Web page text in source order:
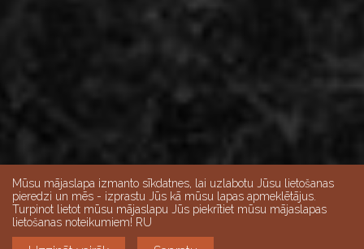
Skatīt lielāku karti
Veikalu darba laiks:
Mūsu mājaslapa izmanto sīkdatnes, lai uzlabotu Jūsu lietošanas
pieredzi un mēs - izprastu Jūs kā mūsu lapas apmeklētājus.
Turpinot lietot mūsu mājaslapu Jūs piekrītiet mūsu mājaslapas
lietošanas noteikumiem! RU